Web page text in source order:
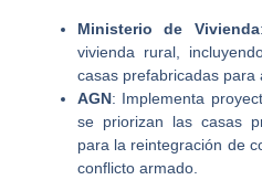
Ministerio de Vivienda
vivienda rural,
casas prefabricadas para
AGN: Implementa
se priorizan las casas
para la reintegración de
conflicto armado.